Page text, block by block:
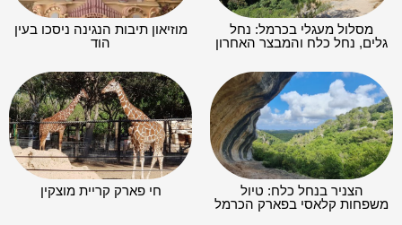
מסלול מעגלי בכרמל: נחל
גלים, נחל כלח והמבצר האחרון
מוזיאון תיבות הנגינה ניסכו בעין
הוד
הצניר בנחל כלח: טיול
משפחות קלאסי בפארק הכרמל
חי פארק קריית מוצקין